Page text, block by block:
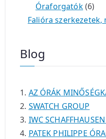
é
k
m
t
e
t
e
Óraforgatók 66
t
k
Falióra
Blog
AZ ÓRÁK
SWATCH GROUP
IWC
PATEK PHILIPPE